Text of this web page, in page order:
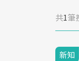
共1筆
新知